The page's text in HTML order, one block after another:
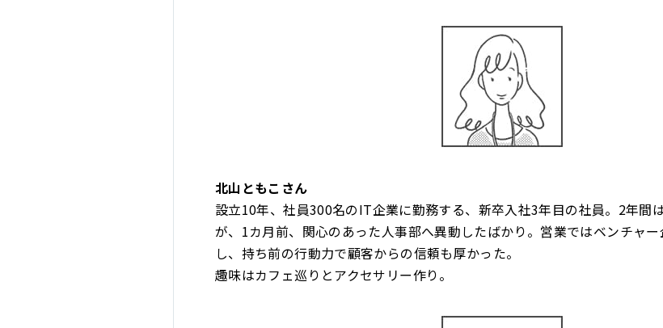
北山ともこさん
設立10年、社員300名のIT企業に勤務する、新卒入社3年目の社員。2年間
が、1カ月前、関心のあった人事部へ異動したばかり。営業ではベンチャ
し、持ち前の行動力で顧客からの信頼も厚かった。
趣味はカフェ巡りとアクセサリー作り。